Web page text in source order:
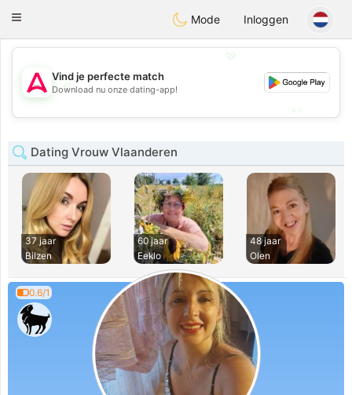
Tantôt
Toggle
Mode Inloggen
💖
💕
Vind je perfecte match
Download nu onze dating-app!
Dating Vrouw Vlaanderen
37 jaar
Bilzen
60 jaar
Eeklo
48 jaar
Olen
0.6/1